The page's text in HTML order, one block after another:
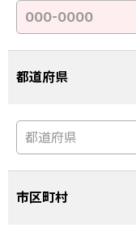
都道府県
市区町村